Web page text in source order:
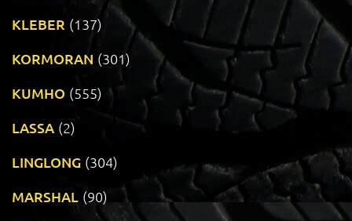
KLEBER (137)
KORMORAN (301)
KUMHO (555)
LASSA (2)
LINGLONG (304)
MARSHAL (90)